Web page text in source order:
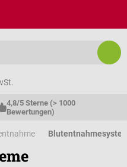
4,8/5 Sterne (> 1000
Bewertungen)